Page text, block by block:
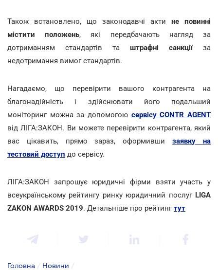
Також встановлено, що законодавчі акти не повинні
містити положень, які передбачають нагляд за
дотриманням стандартів та штрафні санкціїза
недотримання вимог стандартів.
Нагадаємо, що перевірити вашого контрагента на
благонадійність і здійснювати його подальший
моніторинг можна за допомогою сервісу CONTR AGENT
від ЛІГА:ЗАКОН. Ви можете перевірити контрагента, який
вас цікавить, прямо зараз, оформившизаявку на
тестовий доступ до сервісу.
ЛІГА:ЗАКОН запрошує юридичні фірми взяти участь у
всеукраїнському рейтингу ринку юридичний послуг LIGA
ZAKON AWARDS 2019. Детальніше про рейтинг тут
Головна / Новини /